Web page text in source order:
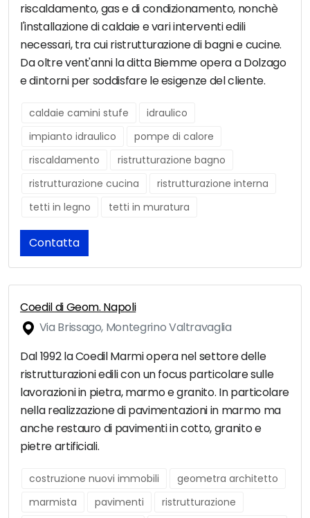
riscaldamento, gas e di condizionamento, nonchè
l'installazione di caldaie e vari interventi edili
necessari, tra cui ristrutturazione di bagni e cucine.
Da oltre vent'anni la ditta Biemme opera a Dolzago
e dintorni per soddisfare le esigenze del cliente.
caldaie camini stufe
idraulico
impianto idraulico
pompe di calore
riscaldamento
ristrutturazione bagno
ristrutturazione cucina
ristrutturazione interna
tetti in legno
tetti in muratura
Contatta
Coedil di Geom. Napoli
Via Brissago, Montegrino Valtravaglia
Dal 1992 la Coedil Marmi opera nel settore delle
ristrutturazioni edili con un focus particolare sulle
lavorazioni in pietra, marmo e granito. In particolare
nella realizzazione di pavimentazioni in marmo ma
anche restauro di pavimenti in cotto, granito e
pietre artificiali.
costruzione nuovi immobili
geometra architetto
marmista
pavimenti
ristrutturazione